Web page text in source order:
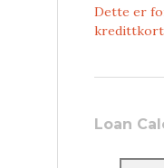
Dette er
kredittkort
Loan